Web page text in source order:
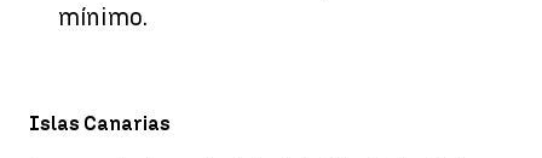
mínimo.
Islas Canarias